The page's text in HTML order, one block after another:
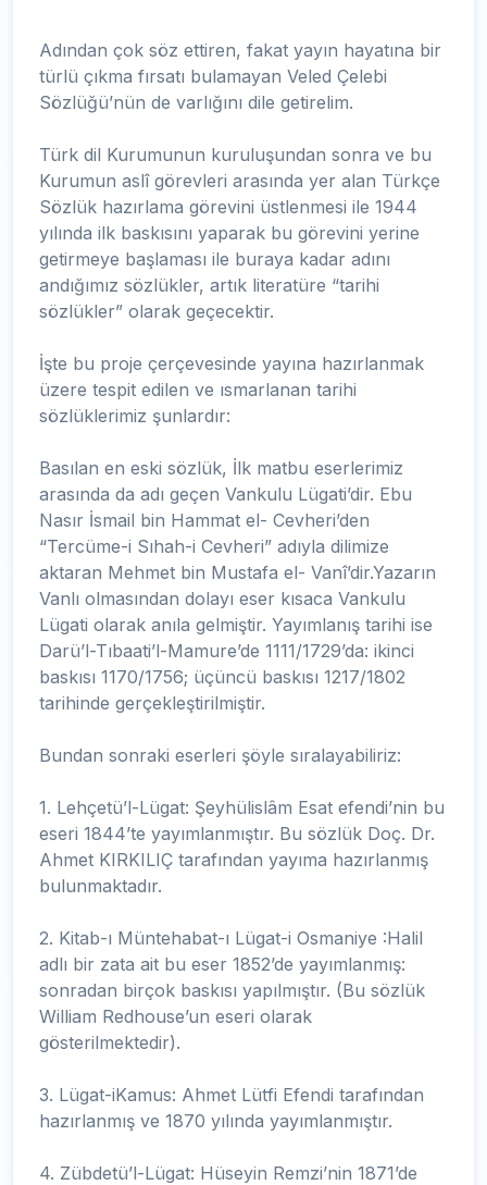
Adından çok söz ettiren, fakat yayın hayatına bir
türlü çıkma fırsatı bulamayan Veled Çelebi
Sözlüğü’nün de varlığını dile getirelim.
Türk dil Kurumunun kuruluşundan sonra ve bu
Kurumun aslî görevleri arasında yer alan Türkçe
Sözlük hazırlama görevini üstlenmesi ile 1944
yılında ilk baskısını yaparak bu görevini yerine
getirmeye başlaması ile buraya kadar adını
andığımız sözlükler, artık literatüre “tarihi
sözlükler” olarak geçecektir.
İşte bu proje çerçevesinde yayına hazırlanmak
üzere tespit edilen ve ısmarlanan tarihi
sözlüklerimiz şunlardır:
Basılan en eski sözlük, İlk matbu eserlerimiz
arasında da adı geçen Vankulu Lügati’dir. Ebu
Nasır İsmail bin Hammat el- Cevheri’den
“Tercüme-i Sıhah-i Cevheri” adıyla dilimize
aktaran Mehmet bin Mustafa el- Vanî’dir.Yazarın
Vanlı olmasından dolayı eser kısaca Vankulu
Lügati olarak anıla gelmiştir. Yayımlanış tarihi ise
Darü’l-Tıbaati’l-Mamure’de 1111/1729’da: ikinci
baskısı 1170/1756; üçüncü baskısı 1217/1802
tarihinde gerçekleştirilmiştir.
Bundan sonraki eserleri şöyle sıralayabiliriz:
1. Lehçetü’l-Lügat: Şeyhülislâm Esat efendi’nin bu
eseri 1844’te yayımlanmıştır. Bu sözlük Doç. Dr.
Ahmet KIRKILIÇ tarafından yayıma hazırlanmış
bulunmaktadır.
2. Kitab-ı Müntehabat-ı Lügat-i Osmaniye :Halil
adlı bir zata ait bu eser 1852’de yayımlanmış:
sonradan birçok baskısı yapılmıştır. (Bu sözlük
William Redhouse’un eseri olarak
gösterilmektedir).
3. Lügat-iKamus: Ahmet Lütfi Efendi tarafından
hazırlanmış ve 1870 yılında yayımlanmıştır.
4. Zübdetü’l-Lügat: Hüseyin Remzi’nin 1871’de